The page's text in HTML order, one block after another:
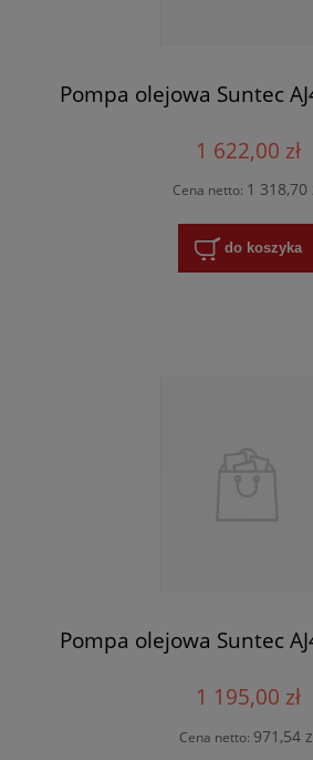
Pompa olejowa Suntec
1 622,00 zł
Cena netto: 1 318,70
do koszyka
Pompa olejowa Suntec
1 195,00 zł
Cena netto: 971,54